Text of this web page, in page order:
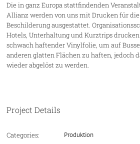
Die in ganz Europa stattfindenden
Allianz werden von uns mit Drucken für die
Beschilderung ausgestattet.
Hotels, Unterhaltung und Kurztrips
schwach haftender Vinylfolie, um auf
anderen glatten Flächen zu haften, jedoch
wieder abgelöst zu werden.
Project Details
Categories: Produktion